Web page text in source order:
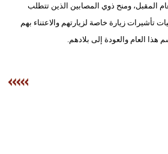
المقبل، ومنح ذوي المصابين الذين تتطلب
تأشيرات زيارة خاصة لزيارتهم والاعتناء بهم
هذا العام والعودة إلى بلادهم.